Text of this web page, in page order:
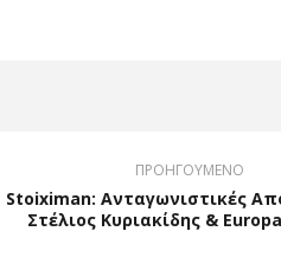
ΠΡΟΗΓΟΥΜΕΝΟ
Stoiximan: Ανταγωνιστικές
Στέλιος Κυριακίδης &